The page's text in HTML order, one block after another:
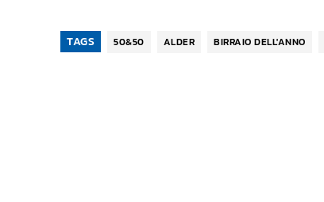
TAGS 50&50 ALDER BIRRAIO DELL'ANNO